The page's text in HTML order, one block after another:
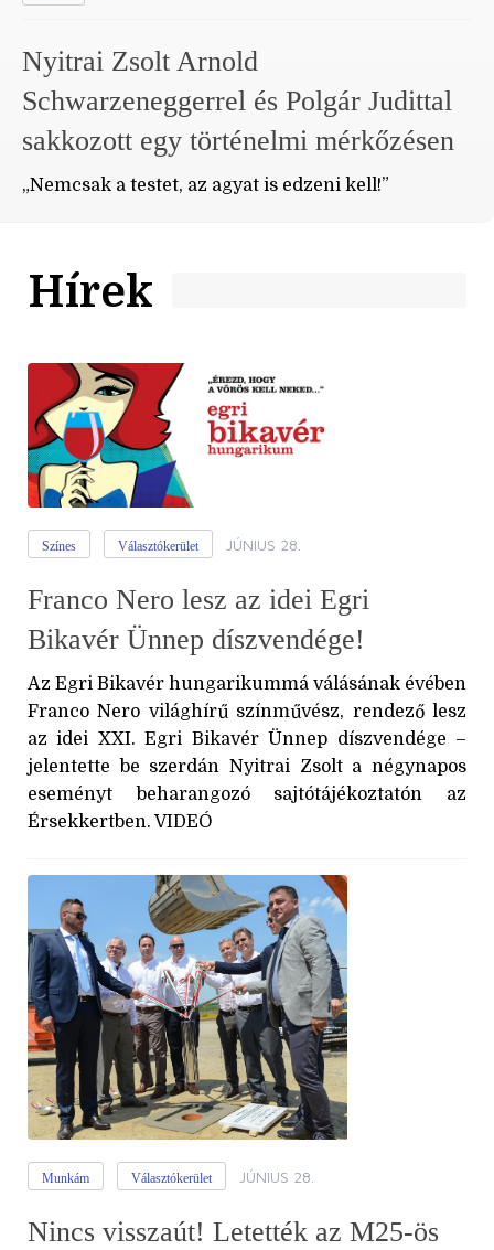
Nyitrai Zsolt Arnold
Schwarzeneggerrel és Polgár Judittal
sakkozott egy történelmi mérkőzésen
„Nemcsak a testet, az agyat is edzeni kell!”
Hírek
Színes Választókerület JÚNIUS 28.
Franco Nero lesz az idei Egri
Bikavér Ünnep díszvendége!
Az Egri Bikavér hungarikummá válásának évében
Franco Nero világhírű színművész, rendező lesz
az idei XXI. Egri Bikavér Ünnep díszvendége –
jelentette be szerdán Nyitrai Zsolt a négynapos
eseményt beharangozó sajtótájékoztatón az
Érsekkertben. VIDEÓ
Munkám Választókerület JÚNIUS 28.
Nincs visszaút! Letették az M25-ös